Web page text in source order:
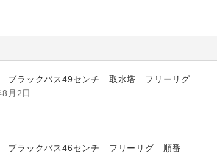
ブラックバス49センチ 取水塔 フリーリグ
月2日
ブラックバス46センチ フリーリグ 順番